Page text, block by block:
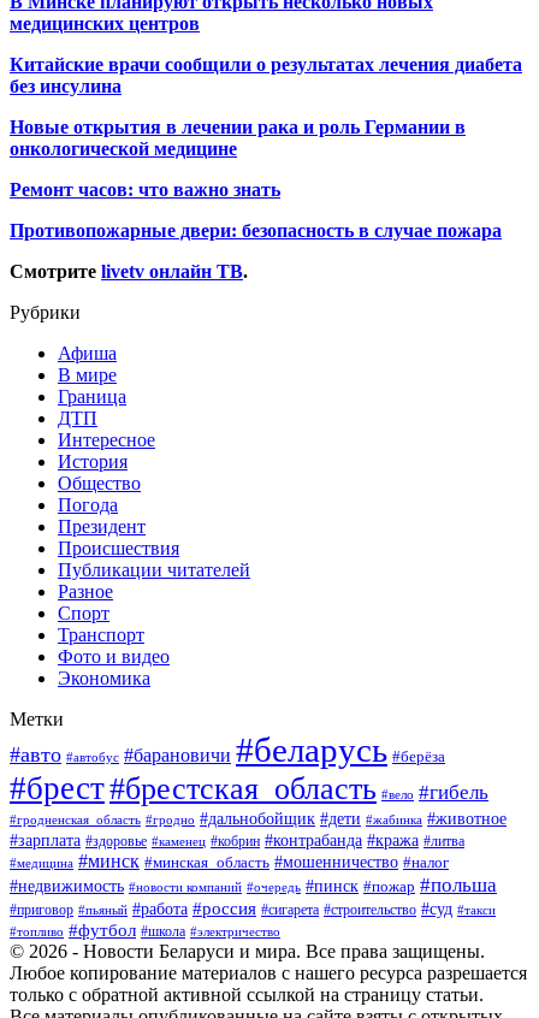
медицинских центров
Китайские врачи сообщили о результатах лечения диабета
без инсулина
Новые открытия в лечении рака и роль Германии в
онкологической медицине
Ремонт часов: что важно знать
Противопожарные двери: безопасность в случае пожара
Смотрите livetv онлайн ТВ.
Рубрики
Афиша
В мире
Граница
ДТП
Интересное
История
Общество
Погода
Президент
Происшествия
Публикации читателей
Разное
Спорт
Транспорт
Фото и видео
Экономика
Метки
#авто #автобус #барановичи #беларусь #берёза
#брест#брестская_область #вело #гибель
#гродненская_область #гродно #дальнобойщик #дети #жабинка #животное
#зарплата #здоровье #каменец #кобрин #контрабанда #кража #литва
#медицина #минск #минская_область #мошенничество #налог
#недвижимость #новости компаний #очередь #пинск #пожар #польша
#приговор #пьяный #работа #россия #сигарета #строительство #суд #такси
#топливо #футбол #школа #электричество
© 2026 - Новости Беларуси и мира. Все права защищены.
Любое копирование материалов с нашего ресурса разрешается
только с обратной активной ссылкой на страницу статьи.